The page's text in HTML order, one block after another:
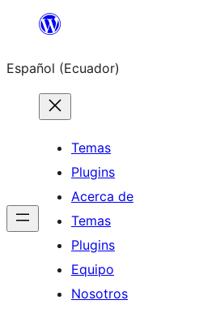
Saltar
contenido
Español (Ecuador)
Temas
Plugins
Acerca de
Temas
Plugins
Equipo
Nosotros